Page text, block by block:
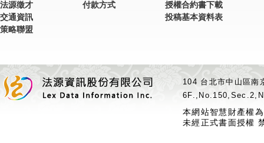
法源徵才
交通資訊
策略聯盟
付款方式
授權合約書下載
投稿基本資料表
104 台北市中山區
本網站智慧財產權
未經正式書面授權